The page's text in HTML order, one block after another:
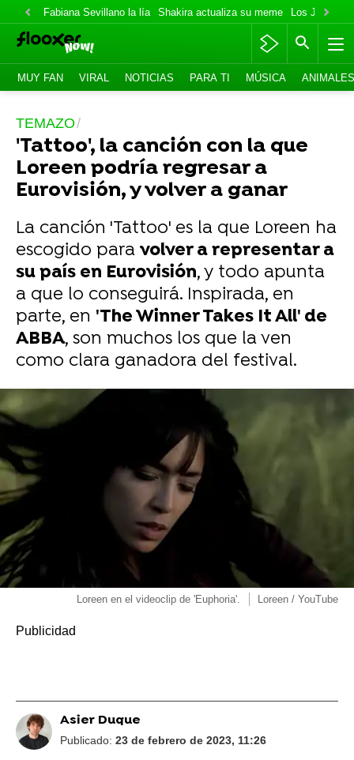
Fabiana Sevillano la lía Shakira actualiza su meme Los Jonas
MUY FAN VIRAL NOTICIAS PARA TI MÚSICA ANIMALES
TEMAZO
'Tattoo', la canción con la que
Loreen podría regresar a
Eurovisión, y volver a ganar
La canción 'Tattoo' es la que Loreen ha
escogido para volver a representar a
su país en Eurovisión, y todo apunta
a que lo conseguirá. Inspirada, en
parte, en 'The Winner Takes It All' de
ABBA, son muchos los que la ven
como clara ganadora del festival.
Loreen en el videoclip de 'Euphoria'. Loreen / YouTube
Asier Duque
Publicado: 23 de febrero de 2023, 11:26